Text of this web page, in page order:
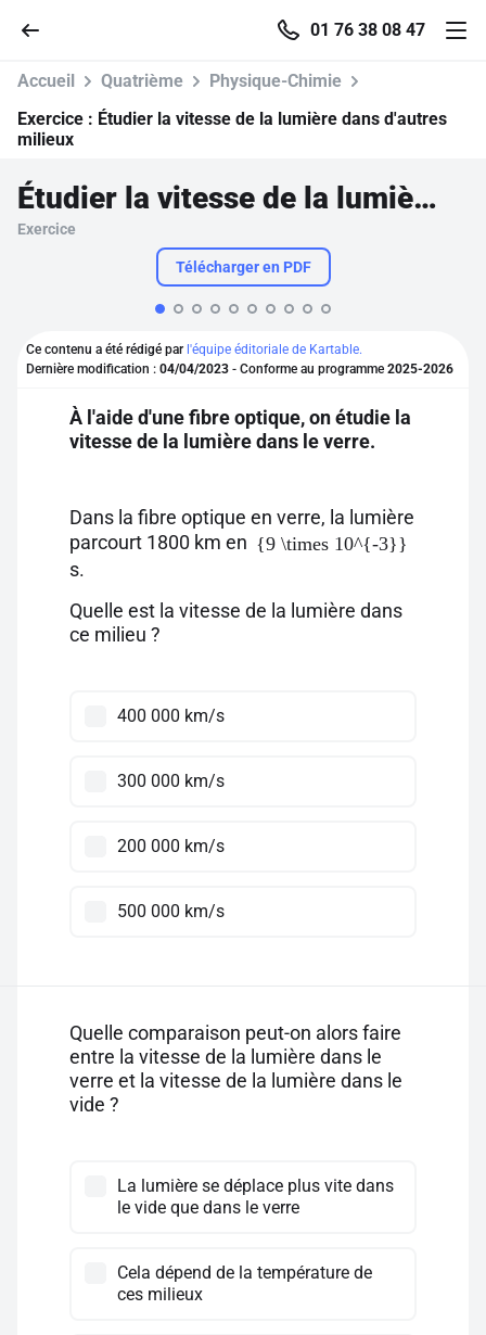
01 76 38 08 47
Parcourir
Se connecter
S'inscrire gratuitement
Accueil Quatrième
Physique-Chimie
Exercice : Étudier la vitesse de la lumière dans d'autres
milieux
Étudier la vitesse de la lumière dans d'autres milieux
Exercice
Télécharger en PDF
Ce contenu a été rédigé par l'équipe éditoriale de Kartable.
Dernière modification : 04/04/2023 - Conforme au programme 2025-2026
À l'aide d'une fibre optique, on étudie la
vitesse de la lumière dans le verre.
Dans la fibre optique en verre, la lumière
parcourt 1800 km en {9 \times 10^{-3}}
s.
Quelle est la vitesse de la lumière dans
ce milieu ?
400 000 km/s
300 000 km/s
200 000 km/s
500 000 km/s
Quelle comparaison peut-on alors faire
entre la vitesse de la lumière dans le
verre et la vitesse de la lumière dans le
vide ?
La lumière se déplace plus vite dans
le vide que dans le verre
Cela dépend de la température de
ces milieux